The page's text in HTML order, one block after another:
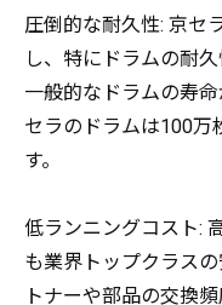
圧倒的な耐久性: 京セ
し、特にドラムの耐久
一般的なドラムの寿
セラのドラムは100万
す。
低ランニングコスト:
も業界トップクラスの
トナーや部品の交換